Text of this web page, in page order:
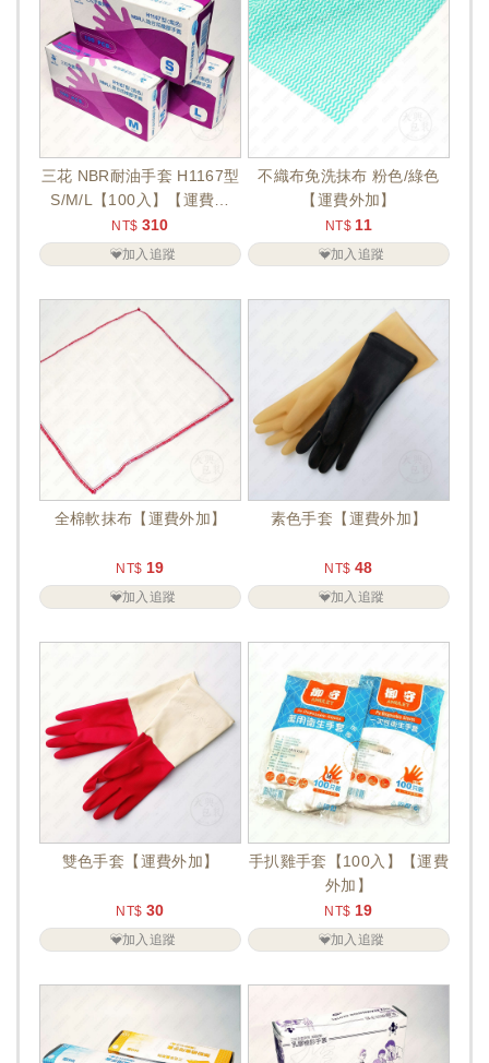
三花 NBR耐油手套 H1167型
S/M/L【100入】【運費外
加】
NT$ 310
加入追蹤
不織布免洗抹布 粉色/綠色
【運費外加】
NT$ 11
加入追蹤
全棉軟抹布【運費外加】
NT$ 19
加入追蹤
素色手套【運費外加】
NT$ 48
加入追蹤
雙色手套【運費外加】
NT$ 30
加入追蹤
手扒雞手套【100入】【運費
外加】
NT$ 19
加入追蹤